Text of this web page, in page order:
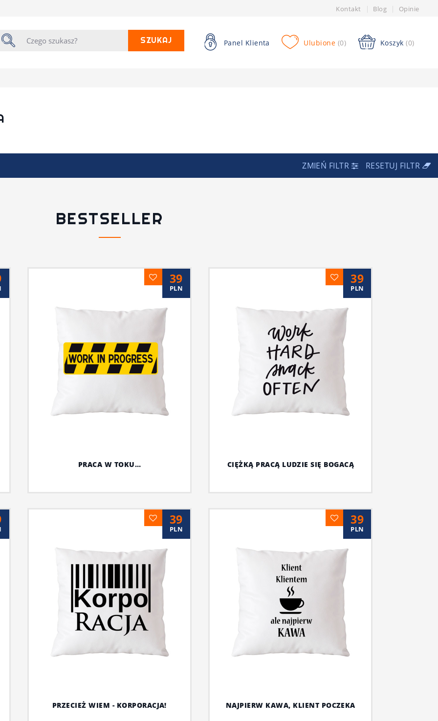
Kontakt Blog Opinie
SZUKAJ Panel Klienta Ulubione (0) Koszyk(0)
ZMIEŃ FILTR RESETUJ FILTR
BESTSELLER
39
PLN
PRACA W TOKU…
39
PLN
CIĘŻKĄ PRACĄ LUDZIE SIĘ BOGACĄ
39
PLN
PRZECIEŻ WIEM - KORPORACJA!
39
PLN
NAJPIERW KAWA, KLIENT POCZEKA